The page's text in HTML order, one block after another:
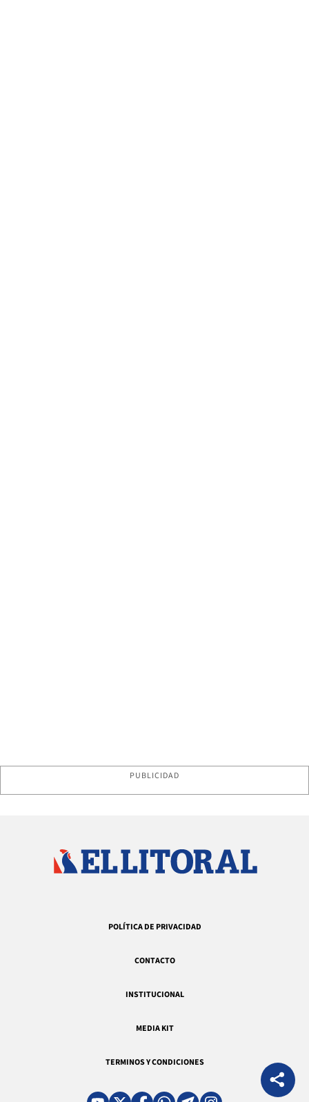
PUBLICIDAD
POLÍTICA DE PRIVACIDAD
CONTACTO
INSTITUCIONAL
MEDIA KIT
TERMINOS Y CONDICIONES